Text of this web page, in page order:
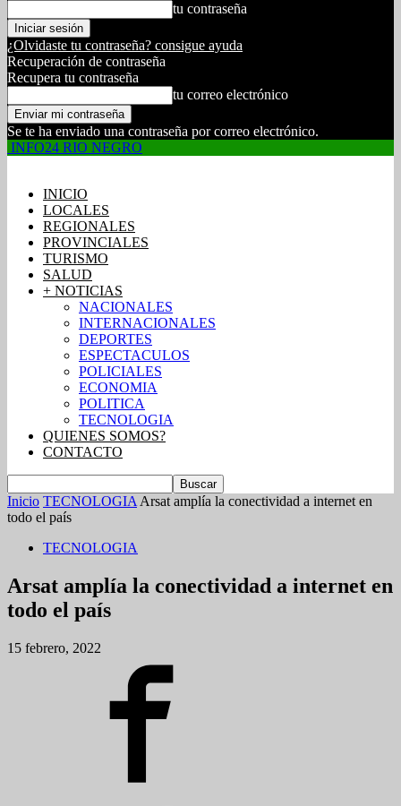
tu contraseña
¿Olvidaste tu contraseña? consigue ayuda
Recuperación de contraseña
Recupera tu contraseña
tu correo electrónico
Se te ha enviado una contraseña por correo electrónico.
INFO24 RIO NEGRO
INICIO
LOCALES
REGIONALES
PROVINCIALES
TURISMO
SALUD
+ NOTICIAS
NACIONALES
INTERNACIONALES
DEPORTES
ESPECTACULOS
POLICIALES
ECONOMIA
POLITICA
TECNOLOGIA
QUIENES SOMOS?
CONTACTO
Inicio TECNOLOGIA Arsat amplía la conectividad a internet en
todo el país
TECNOLOGIA
Arsat amplía la conectividad a internet en
todo el país
15 febrero, 2022